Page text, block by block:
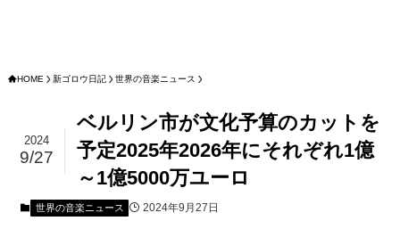
HOME 新ゴロウ日記 世界の音楽ニュース
ベルリン市が文化予算のカットを
予定2025年2026年にそれぞれ1億
～1億5000万ユーロ
2024
9/27
世界の音楽ニュース 2024年9月27日